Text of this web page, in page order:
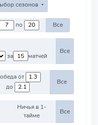
сезонов
по Все
за
матчей
Все
Победа от
до
Все
Ничья в 1-
тайме
Все